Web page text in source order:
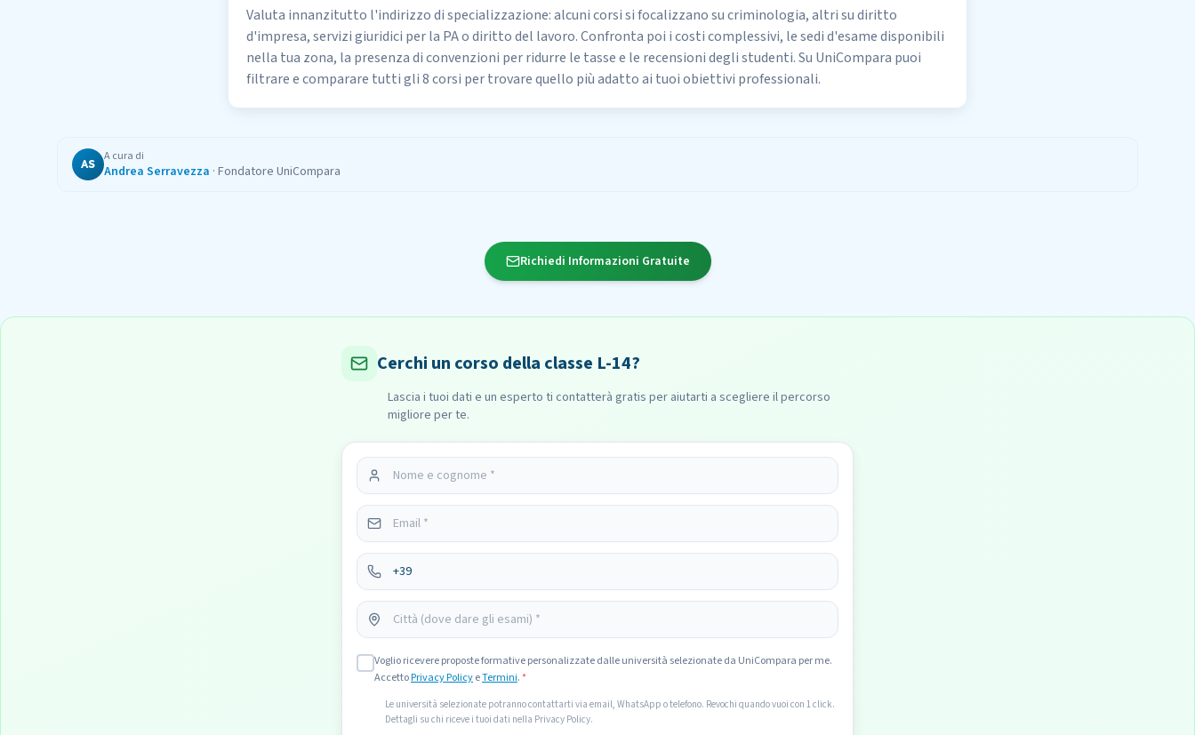
Valuta innanzitutto l'indirizzo di specializzazione: alcuni corsi si focalizzano su criminologia, altri su diritto
d'impresa, servizi giuridici per la PA o diritto del lavoro. Confronta poi i costi complessivi, le sedi d'esame disponibili
nella tua zona, la presenza di convenzioni per ridurre le tasse e le recensioni degli studenti. Su UniCompara puoi
filtrare e comparare tutti gli 8 corsi per trovare quello più adatto ai tuoi obiettivi professionali.
AS
A cura di
Andrea Serravezza · Fondatore UniCompara
Richiedi Informazioni Gratuite
Cerchi un corso della classe L-14?
Lascia i tuoi dati e un esperto ti contatterà gratis per aiutarti a scegliere il percorso
migliore per te.
Voglio ricevere proposte formative personalizzate dalle università selezionate da UniCompara per me.
AccettoPrivacy PolicyeTermini.*
Le università selezionate potranno contattarti via email, WhatsApp o telefono. Revochi quando vuoi con 1 click.
Dettagli su chi riceve i tuoi dati nella Privacy Policy.